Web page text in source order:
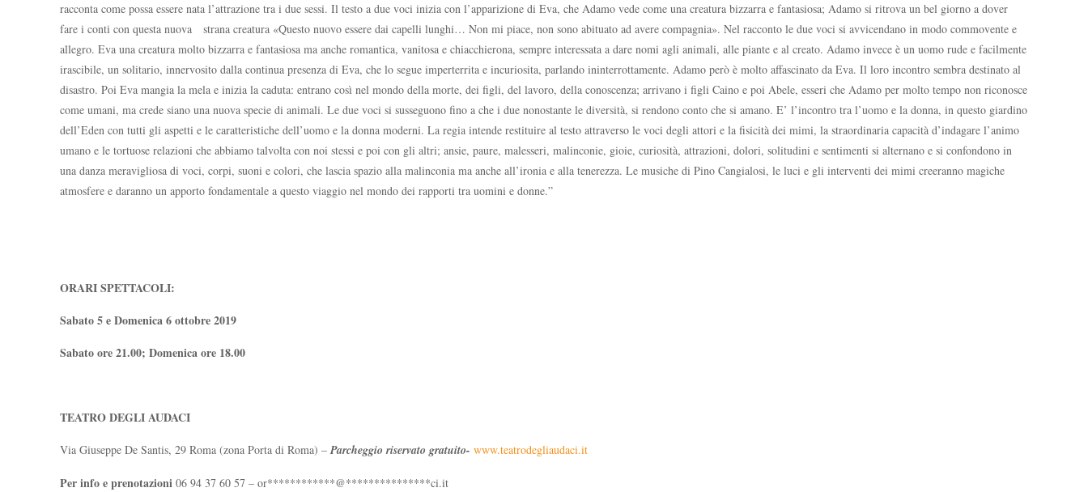
racconta come possa essere nata l’attrazione tra i due sessi. Il testo a due voci inizia con l’apparizione di Eva, che Adamo vede come una creatura bizzarra e fantasiosa; Adamo si ritrova un bel giorno a dover
fare i conti con questa nuova strana creatura «Questo nuovo essere dai capelli lunghi… Non mi piace, non sono abituato ad avere compagnia». Nel racconto le due voci si avvicendano in modo commovente e
allegro. Eva una creatura molto bizzarra e fantasiosa ma anche romantica, vanitosa e chiacchierona, sempre interessata a dare nomi agli animali, alle piante e al creato. Adamo invece è un uomo rude e facilmente
irascibile, un solitario, innervosito dalla continua presenza di Eva, che lo segue imperterrita e incuriosita, parlando ininterrottamente. Adamo però è molto affascinato da Eva. Il loro incontro sembra destinato al
disastro. Poi Eva mangia la mela e inizia la caduta: entrano così nel mondo della morte, dei figli, del lavoro, della conoscenza; arrivano i figli Caino e poi Abele, esseri che Adamo per molto tempo non riconosce
come umani, ma crede siano una nuova specie di animali. Le due voci si susseguono fino a che i due nonostante le diversità, si rendono conto che si amano. E’ l’incontro tra l’uomo e la donna, in questo giardino
dell’Eden con tutti gli aspetti e le caratteristiche dell’uomo e la donna moderni. La regia intende restituire al testo attraverso le voci degli attori e la fisicità dei mimi, la straordinaria capacità d’indagare l’animo
umano e le tortuose relazioni che abbiamo talvolta con noi stessi e poi con gli altri; ansie, paure, malesseri, malinconie, gioie, curiosità, attrazioni, dolori, solitudini e sentimenti si alternano e si confondono in
una danza meravigliosa di voci, corpi, suoni e colori, che lascia spazio alla malinconia ma anche all’ironia e alla tenerezza. Le musiche di Pino Cangialosi, le luci e gli interventi dei mimi creeranno magiche
atmosfere e daranno un apporto fondamentale a questo viaggio nel mondo dei rapporti tra uomini e donne.”
ORARI SPETTACOLI:
Sabato 5 e Domenica 6 ottobre 2019
Sabato ore 21.00; Domenica ore 18.00
TEATRO DEGLI AUDACI
Via Giuseppe De Santis, 29 Roma (zona Porta di Roma) –Parcheggio riservato gratuito-www.teatrodegliaudaci.it
Per info e prenotazioni06 94 37 60 57 –or************@***************ci.it